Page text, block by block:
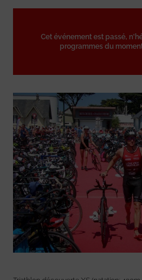
Cet événement est passé,
programmes du